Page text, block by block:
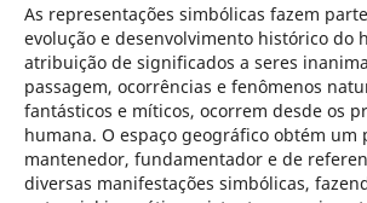
As representações simbólicas fazem
evolução e desenvolvimento histórico do
atribuição de significados a seres
passagem, ocorrências e fenômenos
fantásticos e míticos, ocorrem desde os
humana. O espaço geográfico obtém um
mantenedor, fundamentador e de
diversas manifestações simbólicas,